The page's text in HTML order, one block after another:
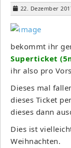
22. Dezember
bekommt ihr
Superticket
ihr also pro
Dieses mal
dieses Ticket
dieses dann
Dies ist
Weihnachten.